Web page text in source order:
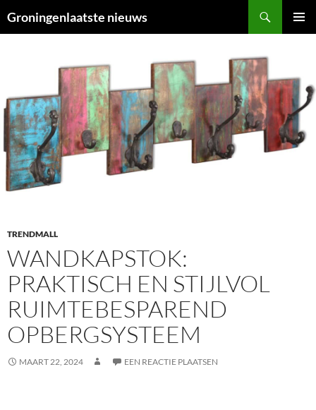
naar
Groningenlaatste nieuws
TRENDMALL
WANDKAPSTOK:
PRAKTISCH EN STIJLVOL
RUIMTEBESPAREND
OPBERGSYSTEEM
MAART 22, 2024 EEN REACTIE PLAATSEN